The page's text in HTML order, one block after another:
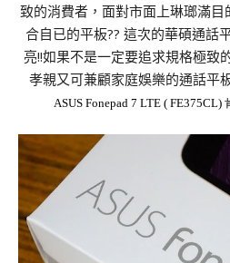
致的消費者，面對市面上琳瑯滿
合自已的平板?? 這次的華碩通話
亮!!如果不是一定要追求規格極致
孝親又可兼顧家庭娛樂的通話平
ASUS Fonepad 7 LTE ( FE375CL)